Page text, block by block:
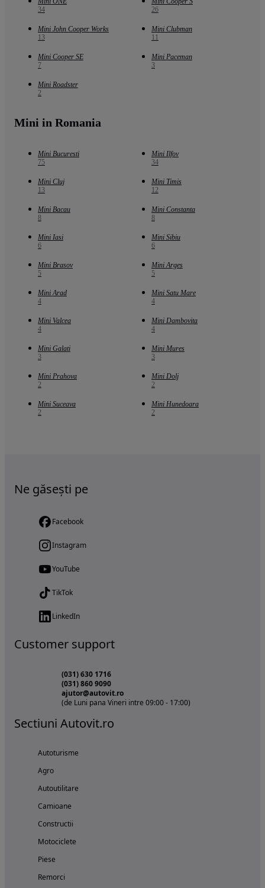
34
26
Mini John Cooper Works
13
Mini Clubman
11
Mini Cooper SE
7
Mini Paceman
3
Mini Roadster
2
Mini in Romania
Mini Bucuresti
75
Mini Ilfov
34
Mini Cluj
13
Mini Timis
12
Mini Bacau
8
Mini Constanta
8
Mini Iasi
6
Mini Sibiu
6
Mini Brasov
5
Mini Arges
5
Mini Arad
4
Mini Satu Mare
4
Mini Valcea
4
Mini Dambovita
4
Mini Galati
3
Mini Mures
3
Mini Prahova
2
Mini Dolj
2
Mini Suceava
2
Mini Hunedoara
2
Ne găsești pe
Facebook
Instagram
YouTube
TikTok
LinkedIn
Customer support
(031) 630 1716
(031) 860 9090
ajutor@autovit.ro
(de Luni pana Vineri intre 09:00 - 17:00)
Sectiuni Autovit.ro
Autoturisme
Agro
Autoutilitare
Camioane
Constructii
Motociclete
Piese
Remorci